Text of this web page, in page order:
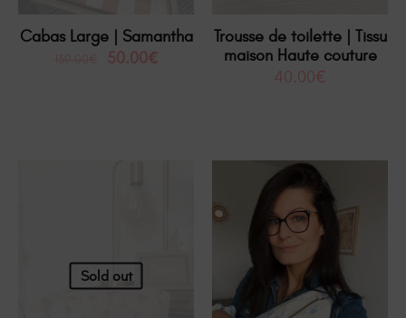
Cabas Large | Samantha
50.00€
Trousse de toilette | Tissu
maison Haute couture
40.00€
Sold out
En promotion